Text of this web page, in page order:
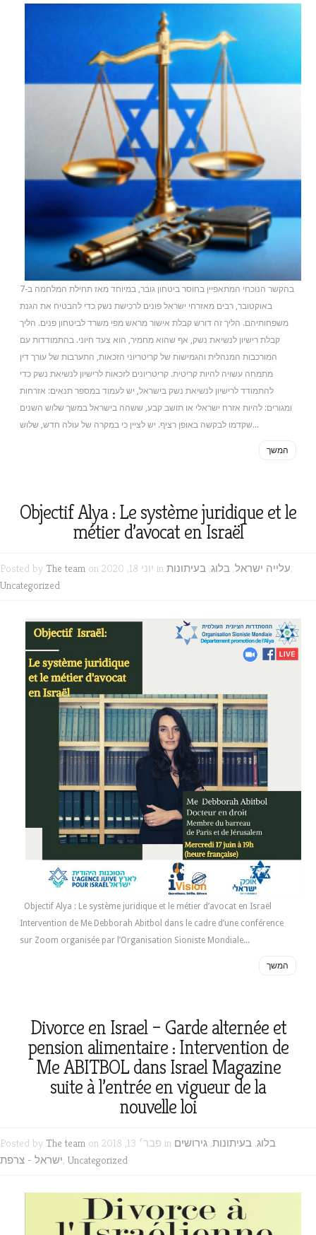
בהקשר הנוכחי המתאפיין בחוסר ביטחון גובר, במיוחד מאז תחילת המלחמה ב-7
באוקטובר, רבים מאזרחי ישראל פונים לרכישת נשק כדי להבטיח את הגנת
משפחותיהם. הליך זה דורש קבלת אישור מראש מפי משרד לביטחון פנים. הליך
קבלת רישיון לנשיאת נשק, אף שהוא מחמיר, הוא צעד חיוני. בהתמודדות עם
המורכבות המנהלית והגמישות של קריטריוני הזכאות, התערבות של עורך דין
מתמחה עשויה להיות קריטית. קריטריונים לזכאות לרישיון לנשיאת נשק כדי
להתמודד לרישיון לנשיאת נשק בישראל, יש לעמוד במספר תנאים: אזרחות
ומגורים: להיות אזרח ישראלי או תושב קבע, ששהה בישראל במשך שלוש השנים
שקדמו לבקשה באופן רציף. יש לציין כי במקרה של עולה חדש, שלוש...
המשך
Objectif Alya : Le système juridique et le
métier d’avocat en Israël
Posted by The team on יוני 18, 2020 in עלייה ישראל, בלוג, בעיתונות
,
Uncategorized
Objectif Alya : Le système juridique et le métier d’avocat en Israël
Intervention de Me Debborah Abitbol dans le cadre d’une conférence
sur Zoom organisée par l’Organisation Sioniste Mondiale...
המשך
Divorce en Israel – Garde alternée et
pension alimentaire : Intervention de
Me ABITBOL dans Israel Magazine
suite à l’entrée en vigueur de la
nouvelle loi
Posted by The team on פבר׳ 13, 2018 in בלוג, בעיתונות, גירושים
ישראל - צרפת, Uncategorized